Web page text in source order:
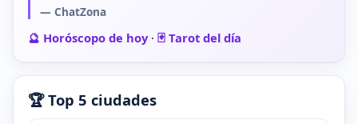
— ChatZona
🔮 Horóscopo de hoy· 🃏 Tarot del día
🏆 Top 5 ciudades